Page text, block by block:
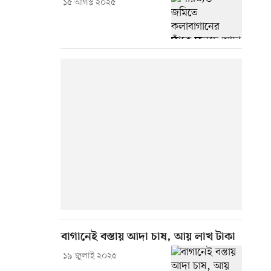
১৫ আগস্ট ২০২৫
বাগানেই বস্তায় আদা চাষ, আয় লাখ টাকা
১৯ জুলাই ২০২৫